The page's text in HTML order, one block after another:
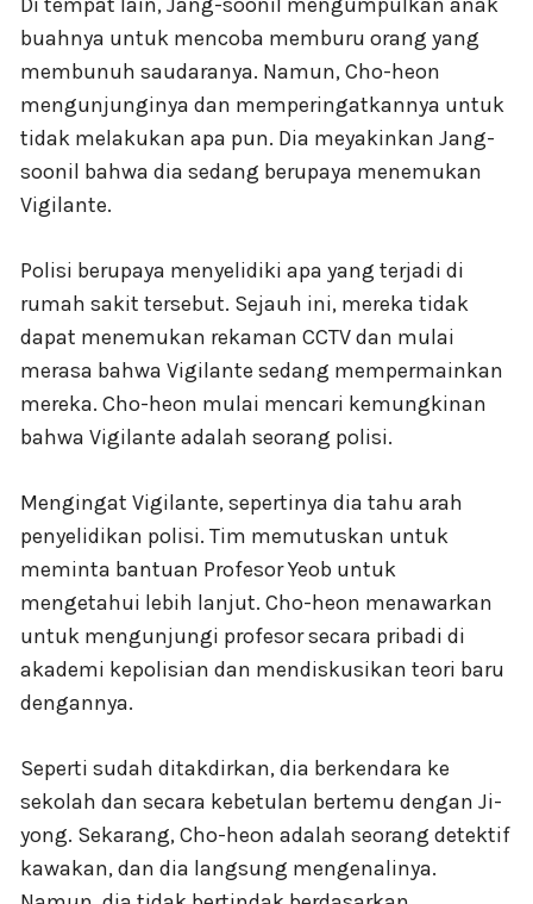
buahnya untuk mencoba memburu orang yang
membunuh saudaranya. Namun, Cho-heon
mengunjunginya dan memperingatkannya untuk
tidak melakukan apa pun. Dia meyakinkan Jang-
soonil bahwa dia sedang berupaya menemukan
Vigilante.
Polisi berupaya menyelidiki apa yang terjadi di
rumah sakit tersebut. Sejauh ini, mereka tidak
dapat menemukan rekaman CCTV dan mulai
merasa bahwa Vigilante sedang mempermainkan
mereka. Cho-heon mulai mencari kemungkinan
bahwa Vigilante adalah seorang polisi.
Mengingat Vigilante, sepertinya dia tahu arah
penyelidikan polisi. Tim memutuskan untuk
meminta bantuan Profesor Yeob untuk
mengetahui lebih lanjut. Cho-heon menawarkan
untuk mengunjungi profesor secara pribadi di
akademi kepolisian dan mendiskusikan teori baru
dengannya.
Seperti sudah ditakdirkan, dia berkendara ke
sekolah dan secara kebetulan bertemu dengan Ji-
yong. Sekarang, Cho-heon adalah seorang detektif
kawakan, dan dia langsung mengenalinya.